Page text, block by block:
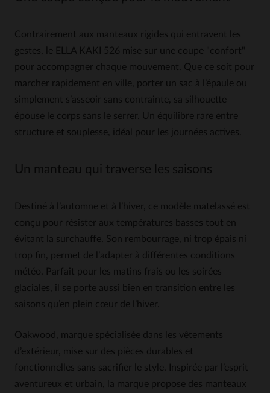
Contrairement aux manteaux rigides qui entravent les
gestes, le ELLA KAKI 526 mise sur une coupe "confort"
pour accompagner chaque mouvement. Que ce soit pour
marcher rapidement en ville, porter un sac à l’épaule ou
simplement s’asseoir sans contrainte, sa silhouette
épouse le corps sans le serrer. Un équilibre rare entre
structure et souplesse, idéal pour les journées actives.
Un manteau qui traverse les saisons
Destiné à l’automne et à l’hiver, ce modèle matelassé est
conçu pour résister aux températures basses tout en
évitant la surchauffe. Son rembourrage, ni trop épais ni
trop fin, permet de l’adapter à différentes conditions
météo. Parfait pour les matins frais ou les soirées
glaciales, il se porte aussi bien en transition entre les
saisons qu’en plein cœur de l’hiver.
Oakwood, marque spécialisée dans les vêtements
d’extérieur, mise sur des pièces durables et
fonctionnelles sans sacrifier le style. Inspirée par l’esprit
aventureux et urbain, la marque propose des manteaux